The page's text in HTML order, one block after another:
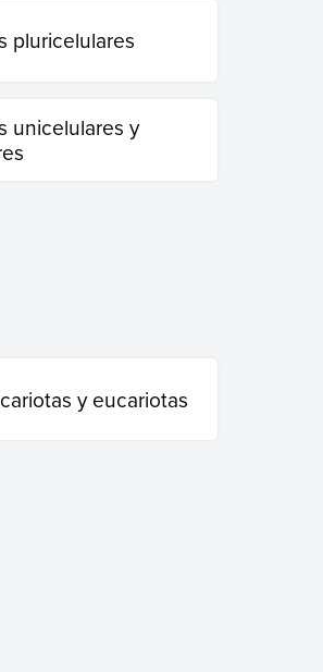
pluricelulares
unicelulares y
y eucariotas